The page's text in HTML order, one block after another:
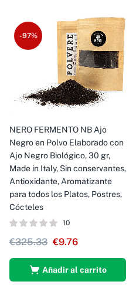
-97%
NERO FERMENTO NB Ajo
Negro en Polvo Elaborado con
Ajo Negro Biológico, 30 gr,
Made in Italy, Sin conservantes,
Antioxidante, Aromatizante
para todos los Platos, Postres,
Cócteles
10
€325.33 €9.76
Añadir al carrito